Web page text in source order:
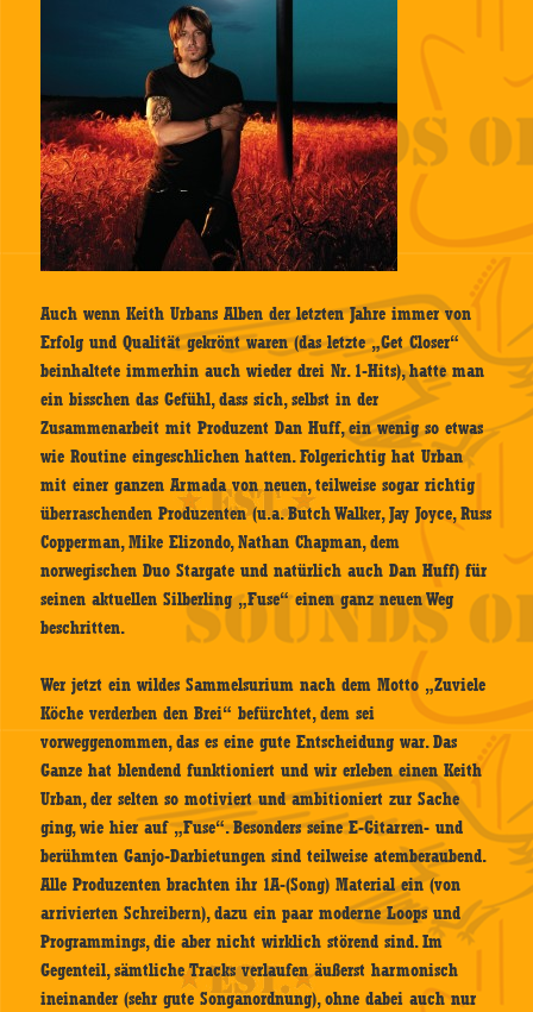
Auch wenn Keith Urbans Alben der letzten Jahre immer von
Erfolg und Qualität gekrönt waren (das letzte „Get Closer“
beinhaltete immerhin auch wieder drei Nr. 1-Hits), hatte man
ein bisschen das Gefühl, dass sich, selbst in der
Zusammenarbeit mit Produzent Dan Huff, ein wenig so etwas
wie Routine eingeschlichen hatten. Folgerichtig hat Urban
mit einer ganzen Armada von neuen, teilweise sogar richtig
überraschenden Produzenten (u.a. Butch Walker, Jay Joyce, Russ
Copperman, Mike Elizondo, Nathan Chapman, dem
norwegischen Duo Stargate und natürlich auch Dan Huff) für
seinen aktuellen Silberling „Fuse“ einen ganz neuen Weg
beschritten.
Wer jetzt ein wildes Sammelsurium nach dem Motto „Zuviele
Köche verderben den Brei“ befürchtet, dem sei
vorweggenommen, das es eine gute Entscheidung war. Das
Ganze hat blendend funktioniert und wir erleben einen Keith
Urban, der selten so motiviert und ambitioniert zur Sache
ging, wie hier auf „Fuse“. Besonders seine E-Gitarren- und
berühmten Ganjo-Darbietungen sind teilweise atemberaubend.
Alle Produzenten brachten ihr 1A-(Song) Material ein (von
arrivierten Schreibern), dazu ein paar moderne Loops und
Programmings, die aber nicht wirklich störend sind. Im
Gegenteil, sämtliche Tracks verlaufen äußerst harmonisch
ineinander (sehr gute Songanordnung), ohne dabei auch nur